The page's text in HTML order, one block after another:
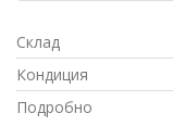
Склад
Кондиция
Подробно